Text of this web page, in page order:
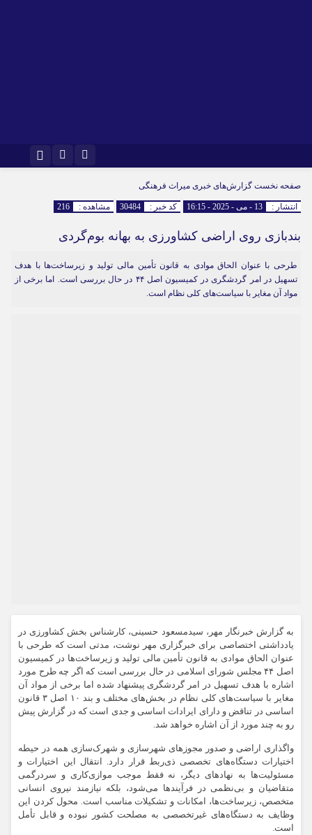
اینستاگرام
صفحه نخست گزارش‌های خبری میراث فرهنگی
انتشار : 13 - می - 2025 - 16:15 کد خبر : 30484 مشاهده : 216
بندبازی روی اراضی کشاورزی به بهانه بوم‌گردی
طرحی با عنوان الحاق موادی به قانون تأمین مالی تولید و زیرساخت‌ها با هدف
تسهیل در امر گردشگری در کمیسیون اصل ۴۴ در حال بررسی است. اما برخی از
مواد آن مغایر با سیاست‌های کلی نظام است.
به گزارش خبرنگار مهر، سیدمسعود حسینی، کارشناس بخش کشاورزی در
یادداشتی اختصاصی برای خبرگزاری مهر نوشت، مدتی است که طرحی با
عنوان الحاق موادی به قانون تأمین مالی تولید و زیرساخت‌ها در کمیسیون
اصل ۴۴ مجلس شورای اسلامی در حال بررسی است که
اگر چه طرح مورد
اشاره با هدف تسهیل در امر گردشگری پیشنهاد شده اما برخی از مواد آن
مغایر با سیاست‌های کلی نظام در بخش‌های مختلف
و بند ۱۰ اصل ۳ قانون
اساسی در تناقض و دارای ایرادات اساسی و جدی است که در گزارش پیش
رو به چند مورد از آن اشاره خواهد شد.
واگذاری اراضی و صدور مجوزهای شهرسازی و شهرک‌سازی همه در حیطه
اختیارات دستگاه‌های تخصصی ذی‌ربط قرار دارد. انتقال این اختیارات و
مسئولیت‌ها به نهادهای دیگر، نهفقط
موجب موازی‌کاری و سردرگمی
متقاضیان و بی‌نظمی در فرآیندها می‌شود، بلکه نیازمند نیروی انسانی
متخصص، زیرساخت‌ها، امکانات و تشکیلات مناسب است. محول کردن این
وظایف به دستگاه‌های غیرتخصصی به مصلحت کشور نبوده و قابل تأمل
است‌.